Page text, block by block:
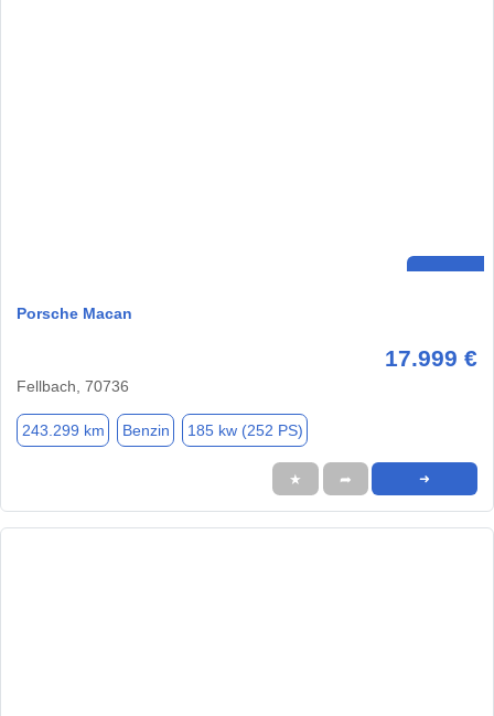
Porsche Macan
17.999 €
Fellbach, 70736
243.299 km Benzin 185 kw (252 PS)
★ ➦ ➜